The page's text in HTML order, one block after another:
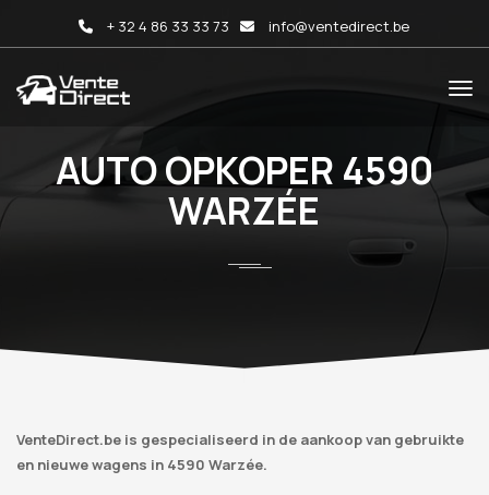
+ 32 4 86 33 33 73 info@ventedirect.be
AUTO OPKOPER 4590
WARZÉE
VenteDirect.be is gespecialiseerd in de aankoop van gebruikte
en nieuwe wagens in 4590 Warzée.